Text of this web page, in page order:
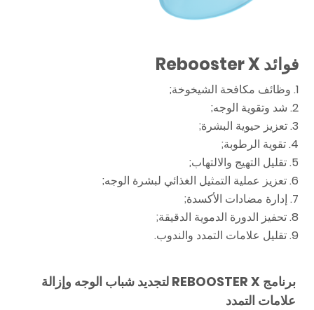
فوائد Rebooster X
1. وظائف مكافحة الشيخوخة;
2. شد وتقوية الوجه;
3. تعزيز حيوية البشرة;
4. تقوية الرطوبة;
5. تقليل التهيج والالتهاب;
6. تعزيز عملية التمثيل الغذائي لبشرة الوجه;
7. إدارة مضادات الأكسدة;
8. تحفيز الدورة الدموية الدقيقة;
9. تقليل علامات التمدد والندوب.
برنامج REBOOSTER X لتجديد شباب الوجه وإزالة
علامات التمدد